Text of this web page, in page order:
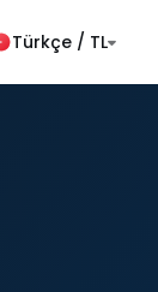
Türkçe / TL